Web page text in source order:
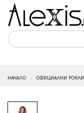
НАЧАЛО ОФИЦИАЛНИ РОКЛИ